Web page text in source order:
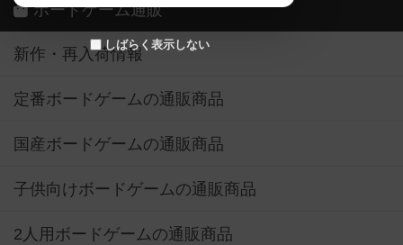
しばらく表示しない
ボードゲーム通販
新作・再入荷情報
定番ボードゲームの通販商品
国産ボードゲームの通販商品
子供向けボードゲームの通販商品
2人用ボードゲームの通販商品